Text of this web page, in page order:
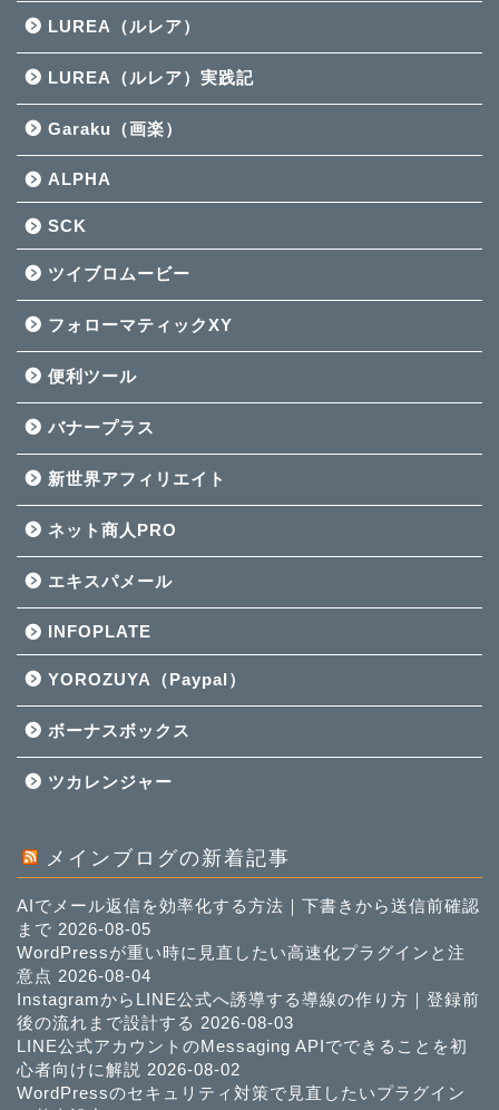
LUREA（ルレア）
LUREA（ルレア）実践記
Garaku（画楽）
ALPHA
SCK
ツイブロムービー
フォローマティックXY
便利ツール
バナープラス
新世界アフィリエイト
ネット商人PRO
エキスパメール
INFOPLATE
YOROZUYA（Paypal）
ボーナスボックス
ツカレンジャー
メインブログの新着記事
AIでメール返信を効率化する方法｜下書きから送信前確認
まで 2026-08-05
WordPressが重い時に見直したい高速化プラグインと注
意点 2026-08-04
InstagramからLINE公式へ誘導する導線の作り方｜登録前
後の流れまで設計する 2026-08-03
LINE公式アカウントのMessaging APIでできることを初
心者向けに解説 2026-08-02
WordPressのセキュリティ対策で見直したいプラグイン